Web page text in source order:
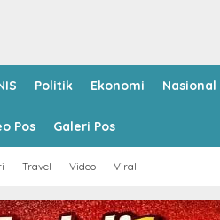
Politik Ekonomi Nasional
Pos Galeri Pos
Travel Video Viral